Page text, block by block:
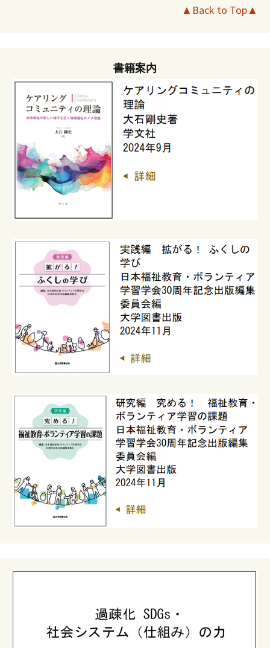
▲Back to Top▲
書籍案内